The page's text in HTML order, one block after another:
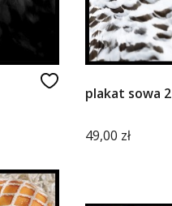
plakat sowa 2
Cena
49,00 zł